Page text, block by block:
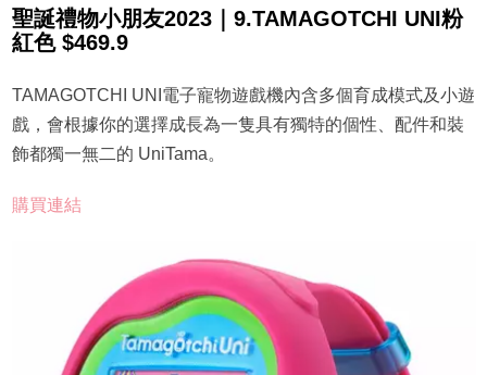
聖誕禮物小朋友2023｜9.TAMAGOTCHI UNI粉
紅色 $469.9
TAMAGOTCHI UNI電子寵物遊戲機內含多個育成模式及小遊
戲，會根據你的選擇成長為一隻具有獨特的個性、配件和裝
飾都獨一無二的 UniTama。
購買連結